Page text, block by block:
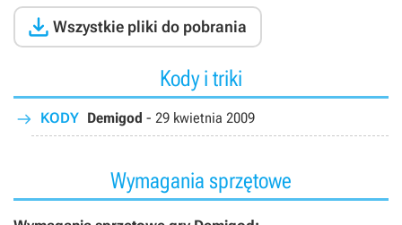
 Wszystkie pliki do pobrania
Kody i triki
KODY Demigod - 29 kwietnia 2009
Wymagania sprzętowe